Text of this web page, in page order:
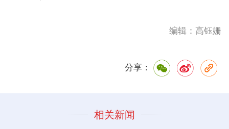
编辑：高钰姗
分享：
相关新闻